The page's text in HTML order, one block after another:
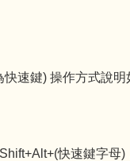
速鍵) 操作方式說明
快速鍵字母